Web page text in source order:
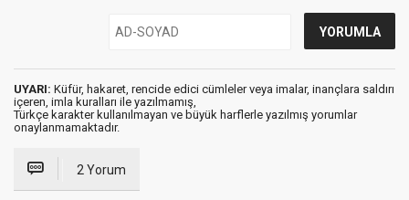
UYARI: Küfür, hakaret, rencide edici cümleler veya imalar, inançlara saldırı
içeren, imla kuralları ile yazılmamış,
Türkçe karakter kullanılmayan ve büyük harflerle yazılmış yorumlar
onaylanmamaktadır.
2 Yorum